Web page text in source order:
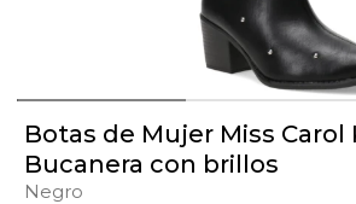
Botas de Mujer Miss Carol
Bucanera con brillos
Negro